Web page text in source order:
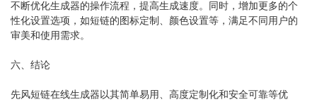
不断优化生成器的操作流程，提高生成速度。同时，增加更多的个
性化设置选项，如短链的图标定制、颜色设置等，满足不同用户的
审美和使用需求。
六、结论
先风短链在线生成器以其简单易用、高度定制化和安全可靠等优